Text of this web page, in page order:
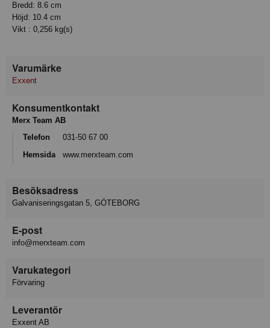
Bredd: 8.6 cm
Höjd: 10.4 cm
Vikt : 0,256 kg(s)
Varumärke
Exxent
Konsumentkontakt
Merx Team AB
Telefon
031-50 67 00
Hemsida
www.merxteam.com
Besöksadress
Galvaniseringsgatan 5, GÖTEBORG
E-post
info@merxteam.com
Varukategori
Förvaring
Leverantör
Exxent AB